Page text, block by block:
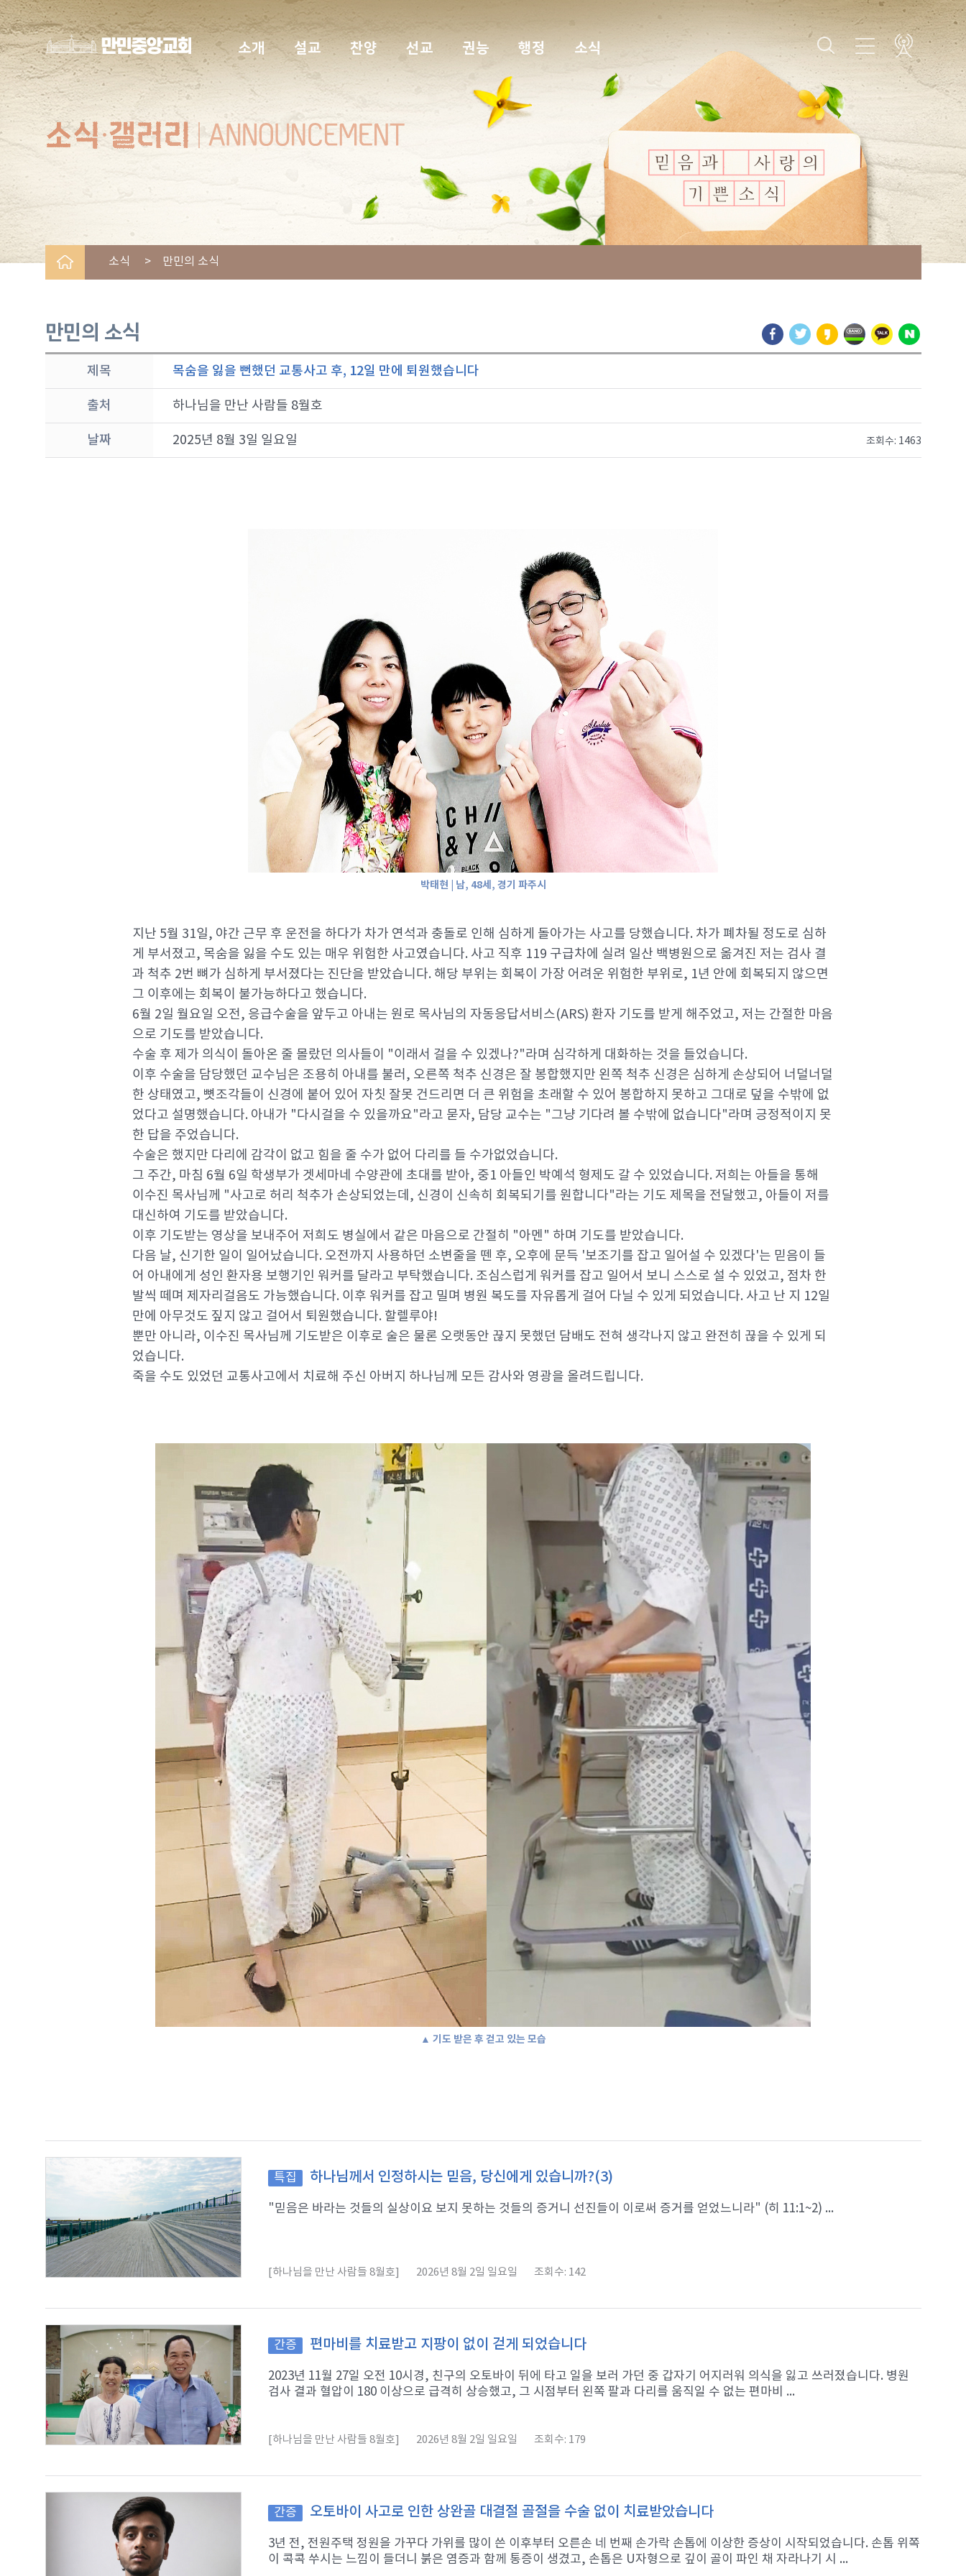
소개 설교 찬양 선교 권능 행정 소식
소식 > 만민의 소식
만민의 소식
제목 목숨을 잃을 뻔했던 교통사고 후, 12일 만에 퇴원했습니다
출처 하나님을 만난 사람들 8월호
날짜 2025년 8월 3일 일요일 조회수: 1463
박태현 | 남, 48세, 경기 파주시
지난 5월 31일, 야간 근무 후 운전을 하다가 차가 연석과 충돌로 인해 심하게 돌아가는 사고를 당했습니다. 차가 폐차될 정도로 심하
게 부서졌고, 목숨을 잃을 수도 있는 매우 위험한 사고였습니다. 사고 직후 119 구급차에 실려 일산 백병원으로 옮겨진 저는 검사 결
과 척추 2번 뼈가 심하게 부서졌다는 진단을 받았습니다. 해당 부위는 회복이 가장 어려운 위험한 부위로, 1년 안에 회복되지 않으면
그 이후에는 회복이 불가능하다고 했습니다.
6월 2일 월요일 오전, 응급수술을 앞두고 아내는 원로 목사님의 자동응답서비스(ARS) 환자 기도를 받게 해주었고, 저는 간절한 마음
으로 기도를 받았습니다.
수술 후 제가 의식이 돌아온 줄 몰랐던 의사들이 "이래서 걸을 수 있겠나?"라며 심각하게 대화하는 것을 들었습니다.
이후 수술을 담당했던 교수님은 조용히 아내를 불러, 오른쪽 척추 신경은 잘 봉합했지만 왼쪽 척추 신경은 심하게 손상되어 너덜너덜
한 상태였고, 뼛조각들이 신경에 붙어 있어 자칫 잘못 건드리면 더 큰 위험을 초래할 수 있어 봉합하지 못하고 그대로 덮을 수밖에 없
었다고 설명했습니다. 아내가 "다시걸을 수 있을까요"라고 묻자, 담당 교수는 "그냥 기다려 볼 수밖에 없습니다"라며 긍정적이지 못
한 답을 주었습니다.
수술은 했지만 다리에 감각이 없고 힘을 줄 수가 없어 다리를 들 수가없었습니다.
그 주간, 마침 6월 6일 학생부가 겟세마네 수양관에 초대를 받아, 중1 아들인 박예석 형제도 갈 수 있었습니다. 저희는 아들을 통해
이수진 목사님께 "사고로 허리 척추가 손상되었는데, 신경이 신속히 회복되기를 원합니다"라는 기도 제목을 전달했고, 아들이 저를
대신하여 기도를 받았습니다.
이후 기도받는 영상을 보내주어 저희도 병실에서 같은 마음으로 간절히 "아멘" 하며 기도를 받았습니다.
다음 날, 신기한 일이 일어났습니다. 오전까지 사용하던 소변줄을 뗀 후, 오후에 문득 '보조기를 잡고 일어설 수 있겠다'는 믿음이 들
어 아내에게 성인 환자용 보행기인 워커를 달라고 부탁했습니다. 조심스럽게 워커를 잡고 일어서 보니 스스로 설 수 있었고, 점차 한
발씩 떼며 제자리걸음도 가능했습니다. 이후 워커를 잡고 밀며 병원 복도를 자유롭게 걸어 다닐 수 있게 되었습니다. 사고 난 지 12일
만에 아무것도 짚지 않고 걸어서 퇴원했습니다. 할렐루야!
뿐만 아니라, 이수진 목사님께 기도받은 이후로 술은 물론 오랫동안 끊지 못했던 담배도 전혀 생각나지 않고 완전히 끊을 수 있게 되
었습니다.
죽을 수도 있었던 교통사고에서 치료해 주신 아버지 하나님께 모든 감사와 영광을 올려드립니다.
▲ 기도 받은 후 걷고 있는 모습
특집 하나님께서 인정하시는 믿음, 당신에게 있습니까?(3)
"믿음은 바라는 것들의 실상이요 보지 못하는 것들의 증거니 선진들이 이로써 증거를 얻었느니라" (히 11:1~2) ...
[하나님을 만난 사람들 8월호] 2026년 8월 2일 일요일 조회수: 142
간증 편마비를 치료받고 지팡이 없이 걷게 되었습니다
2023년 11월 27일 오전 10시경, 친구의 오토바이 뒤에 타고 일을 보러 가던 중 갑자기 어지러워 의식을 잃고 쓰러졌습니다. 병원
검사 결과 혈압이 180 이상으로 급격히 상승했고, 그 시점부터 왼쪽 팔과 다리를 움직일 수 없는 편마비 ...
[하나님을 만난 사람들 8월호] 2026년 8월 2일 일요일 조회수: 179
간증 오토바이 사고로 인한 상완골 대결절 골절을 수술 없이 치료받았습니다
3년 전, 전원주택 정원을 가꾸다 가위를 많이 쓴 이후부터 오른손 네 번째 손가락 손톱에 이상한 증상이 시작되었습니다. 손톱 위쪽
이 콕콕 쑤시는 느낌이 들더니 붉은 염증과 함께 통증이 생겼고, 손톱은 U자형으로 깊이 골이 파인 채 자라나기 시 ...